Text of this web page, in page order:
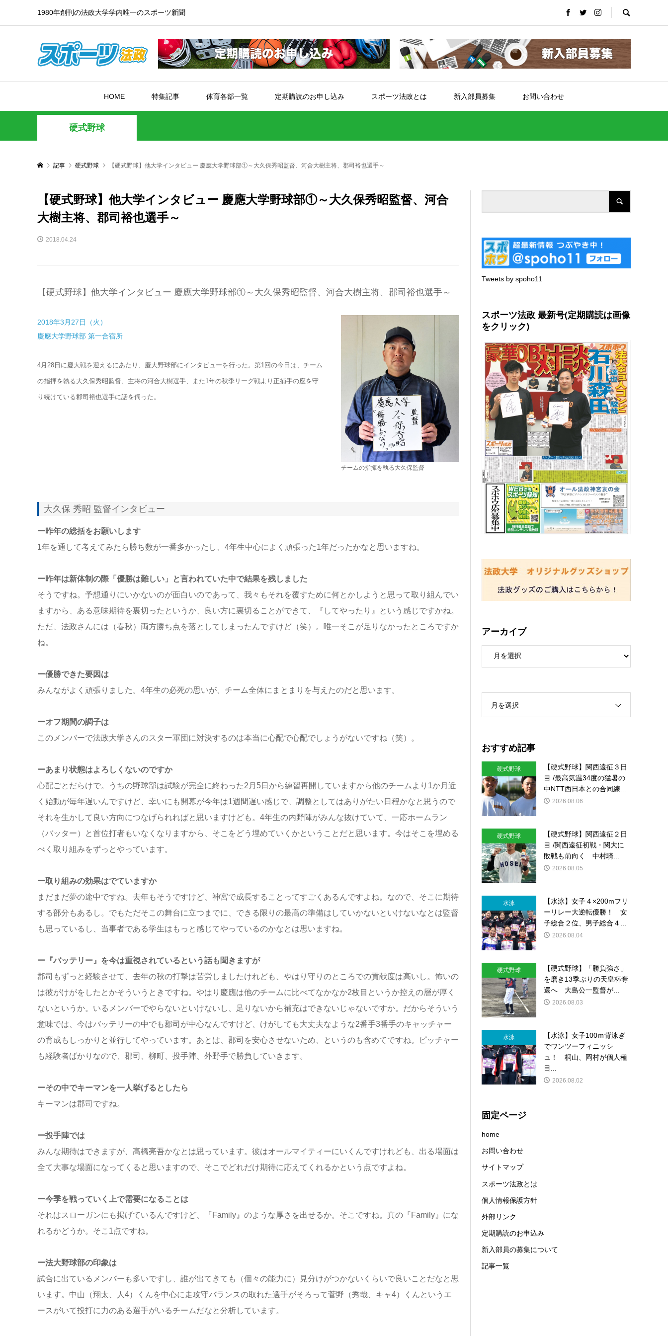
1980年創刊の法政大学学内唯一のスポーツ新聞
HOME 特集記事 体育各部一覧 定期購読のお申し込み スポーツ法政とは 新入部員募集 お問い合わせ
硬式野球
記事 硬式野球 【硬式野球】他大学インタビュー 慶應大学野球部①～大久保秀昭監督、河合大樹主将、郡司裕也選手～
【硬式野球】他大学インタビュー 慶應大学野球部①～大久保秀昭監督、河合
大樹主将、郡司裕也選手～
2018.04.24
【硬式野球】他大学インタビュー 慶應大学野球部①～大久保秀昭監督、河合大樹主将、郡司裕也選手～
2018年3月27日（火）
慶應大学野球部 第一合宿所
4月28日に慶大戦を迎えるにあたり、慶大野球部にインタビューを行った。第1回の今日は、チーム
の指揮を執る大久保秀昭監督、主将の河合大樹選手、また1年の秋季リーグ戦より正捕手の座を守
り続けている郡司裕也選手に話を伺った。
チームの指揮を執る大久保監督
大久保 秀昭 監督インタビュー
ー昨年の総括をお願いします
1年を通して考えてみたら勝ち数が一番多かったし、4年生中心によく頑張った1年だったかなと思いますね。
ー昨年は新体制の際「優勝は難しい」と言われていた中で結果を残しました
そうですね。予想通りにいかないのが面白いのであって、我々もそれを覆すために何とかしようと思って取り組んでい
ますから、ある意味期待を裏切ったというか、良い方に裏切ることができて、『してやったり』という感じですかね。
ただ、法政さんには（春秋）両方勝ち点を落としてしまったんですけど（笑）。唯一そこが足りなかったところですか
ね。
ー優勝できた要因は
みんながよく頑張りました。4年生の必死の思いが、チーム全体にまとまりを与えたのだと思います。
ーオフ期間の調子は
このメンバーで法政大学さんのスター軍団に対決するのは本当に心配で心配でしょうがないですね（笑）。
ーあまり状態はよろしくないのですか
心配ごとだらけで。うちの野球部は試験が完全に終わった2月5日から練習再開していますから他のチームより1か月近
く始動が毎年遅いんですけど、幸いにも開幕が今年は1週間遅い感じで、調整としてはありがたい日程かなと思うので
それを生かして良い方向につなげられればと思いますけども。4年生の内野陣がみんな抜けていて、一応ホームラン
（バッター）と首位打者もいなくなりますから、そこをどう埋めていくかということだと思います。今はそこを埋める
べく取り組みをずっとやっています。
ー取り組みの効果はでていますか
まだまだ夢の途中ですね。去年もそうですけど、神宮で成長することってすごくあるんですよね。なので、そこに期待
する部分もあるし。でもただそこの舞台に立つまでに、できる限りの最高の準備はしていかないといけないなとは監督
も思っているし、当事者である学生はもっと感じてやっているのかなとは思いますね。
ー『バッテリー』を今は重視されているという話も聞きますが
郡司もずっと経験させて、去年の秋の打撃は苦労しましたけれども、やはり守りのところでの貢献度は高いし。怖いの
は彼がけがをしたとかそういうときですね。やはり慶應は他のチームに比べてなかなか2枚目というか控えの層が厚く
ないというか。いるメンバーでやらないといけないし、足りないから補充はできないじゃないですか。だからそういう
意味では、今はバッテリーの中でも郡司が中心なんですけど、けがしても大丈夫なような2番手3番手のキャッチャー
の育成もしっかりと並行してやっています。あとは、郡司を安心させないため、というのも含めてですね。ピッチャー
も経験者ばかりなので、郡司、柳町、投手陣、外野手で勝負していきます。
ーその中でキーマンを一人挙げるとしたら
キーマンは郡司ですね。
ー投手陣では
みんな期待はできますが、髙橋亮吾かなとは思っています。彼はオールマイティーにいくんですけれども、出る場面は
全て大事な場面になってくると思いますので、そこでどれだけ期待に応えてくれるかという点ですよね。
ー今季を戦っていく上で需要になることは
それはスローガンにも掲げているんですけど、『Family』のような厚さを出せるか。そこですね。真の『Family』にな
れるかどうか。そこ1点ですね。
ー法大野球部の印象は
試合に出ているメンバーも多いですし、誰が出てきても（個々の能力に）見分けがつかないくらいで良いことだなと思
います。中山（翔太、人4）くんを中心に走攻守バランスの取れた選手がそろって菅野（秀哉、キャ4）くんというエ
ースがいて投打に力のある選手がいるチームだなと分析しています。
Tweets by spoho11
スポーツ法政 最新号(定期購読は画像
をクリック)
アーカイブ
月を選択
おすすめ記事
硬式野球
【硬式野球】関西遠征３日
目 /最高気温34度の猛暑の
中NTT西日本との合同練...
2026.08.06
硬式野球
【硬式野球】関西遠征２日
目 /関西遠征初戦・関大に
敗戦も前向く 中村騎...
2026.08.05
水泳
【水泳】女子４×200mフリ
ーリレー大逆転優勝！ 女
子総合２位、男子総合４...
2026.08.04
硬式野球
【硬式野球】「勝負強さ」
を磨き13季ぶりの天皇杯奪
還へ 大島公一監督が...
2026.08.03
水泳
【水泳】女子100ｍ背泳ぎ
でワンツーフィニッシ
ュ！ 桐山、岡村が個人種
目...
2026.08.02
固定ページ
home
お問い合わせ
サイトマップ
スポーツ法政とは
個人情報保護方針
外部リンク
定期購読のお申込み
新入部員の募集について
記事一覧